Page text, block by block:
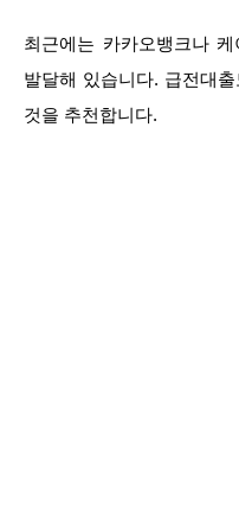
최근에는 카카오뱅크나
발달해 있습니다. 급전대
것을 추천합니다.